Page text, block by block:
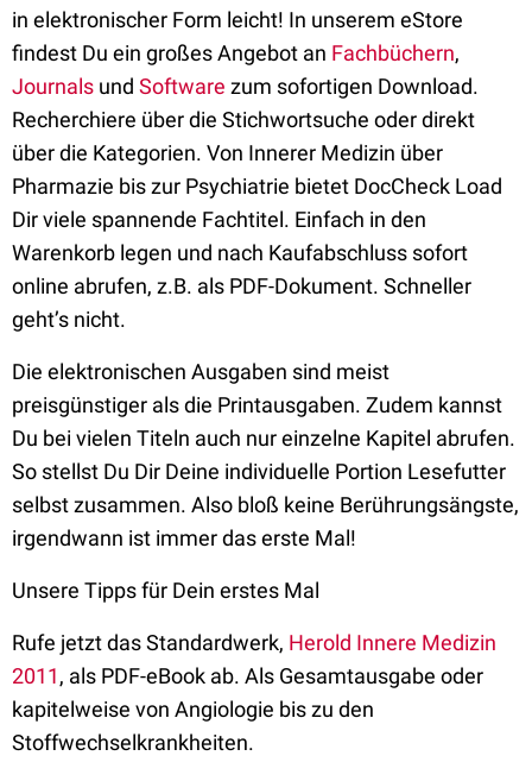
in elektronischer Form leicht! In unserem eStore
findest Du ein großes Angebot an Fachbüchern,
Journals und Software zum sofortigen Download.
Recherchiere über die Stichwortsuche oder direkt
über die Kategorien. Von Innerer Medizin über
Pharmazie bis zur Psychiatrie bietet DocCheck Load
Dir viele spannende Fachtitel. Einfach in den
Warenkorb legen und nach Kaufabschluss sofort
online abrufen, z.B. als PDF-Dokument. Schneller
geht’s nicht.
Die elektronischen Ausgaben sind meist
preisgünstiger als die Printausgaben. Zudem kannst
Du bei vielen Titeln auch nur einzelne Kapitel abrufen.
So stellst Du Dir Deine individuelle Portion Lesefutter
selbst zusammen. Also bloß keine Berührungsängste,
irgendwann ist immer das erste Mal!
Unsere Tipps für Dein erstes Mal
Rufe jetzt das Standardwerk, Herold Innere Medizin
2011, als PDF-eBook ab. Als Gesamtausgabe oder
kapitelweise von Angiologie bis zu den
Stoffwechselkrankheiten.